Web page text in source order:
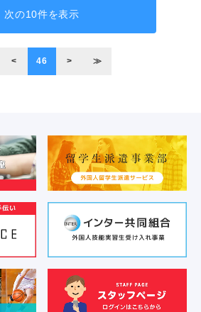
次の10件を表示
< 46 > ≫